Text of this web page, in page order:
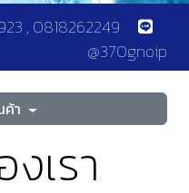
, 0818262249
@370gnoip
า
เรา